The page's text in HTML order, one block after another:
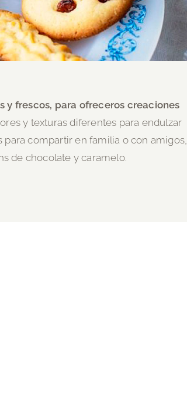
y frescos, para ofreceros creaciones
y texturas diferentes para endulzar
para compartir en familia o con amigos,
de chocolate y caramelo.